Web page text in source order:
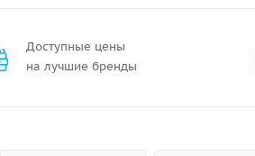
Доступные цены
на лучшие бренды